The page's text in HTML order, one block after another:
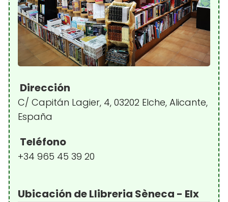
Dirección
C/ Capitán Lagier, 4, 03202 Elche, Alicante,
España
Teléfono
+34 965 45 39 20
Ubicación de Llibreria Sèneca - Elx